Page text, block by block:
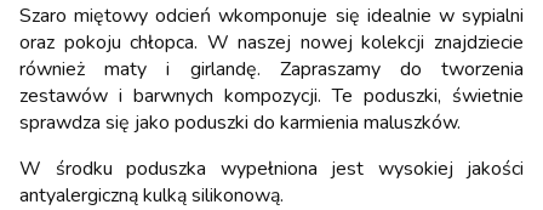
Szaro miętowy odcień wkomponuje się idealnie w sypialni
oraz pokoju chłopca. W naszej nowej kolekcji znajdziecie
również maty i girlandę. Zapraszamy do tworzenia
zestawów i barwnych kompozycji. Te poduszki, świetnie
sprawdza się jako poduszki do karmienia maluszków.
W środku poduszka wypełniona jest wysokiej jakości
antyalergiczną kulką silikonową.